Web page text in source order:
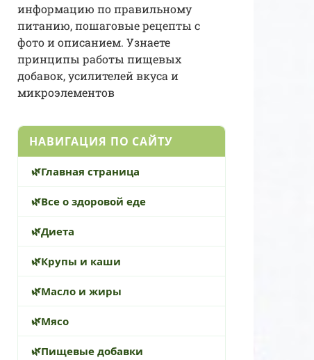
информацию по правильному
питанию, пошаговые рецепты с
фото и описанием. Узнаете
принципы работы пищевых
добавок, усилителей вкуса и
микроэлементов
НАВИГАЦИЯ ПО САЙТУ
Главная страница
Все о здоровой еде
Диета
Крупы и каши
Масло и жиры
Мясо
Пищевые добавки